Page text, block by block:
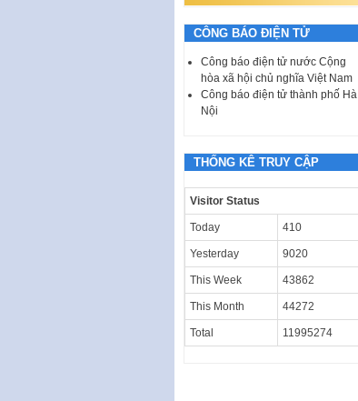
CÔNG BÁO ĐIỆN TỬ
Công báo điện tử nước Cộng
hòa xã hội chủ nghĩa Việt Nam
Công báo điện tử thành phố Hà
Nội
THỐNG KÊ TRUY CẬP
Visitor Status
Today 410
Yesterday 9020
This Week 43862
This Month 44272
Total 11995274